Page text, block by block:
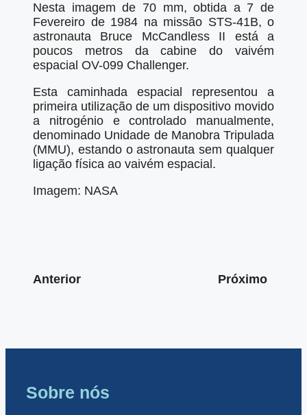
Nesta imagem de 70 mm, obtida a 7 de
Fevereiro de 1984 na missão STS-41B, o
astronauta Bruce McCandless II está a
poucos metros da cabine do vaivém
espacial OV-099 Challenger.
Esta caminhada espacial representou a
primeira utilização de um dispositivo movido
a nitrogénio e controlado manualmente,
denominado Unidade de Manobra Tripulada
(MMU), estando o astronauta sem qualquer
ligação física ao vaivém espacial.
Imagem: NASA
Anterior Próximo
Sobre nós